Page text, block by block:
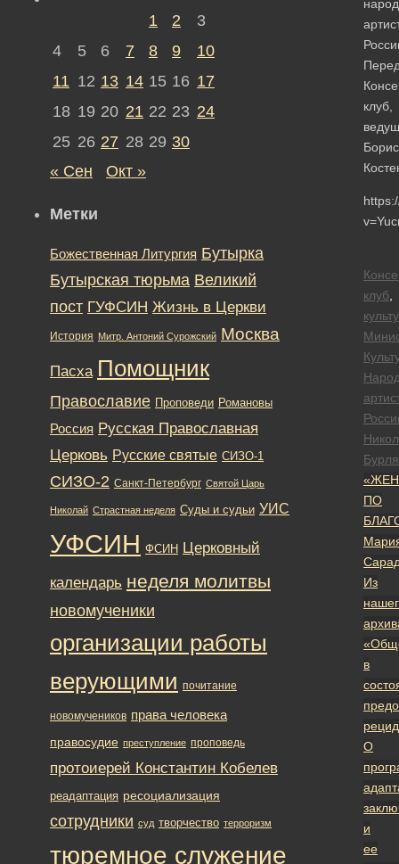
клуб,
Борис
клуб
ПО
Из
в
О
и
ее
1 2
3
4
5 6 7 8 9
10
11 12 13 14 15 16 17
18 19 20 21 22 23 24
25 26 27 28 29 30
« Сен
Окт »
Метки
Божественная Литургия Бутырка
Бутырская тюрьма Великий
пост ГУФСИН Жизнь в Церкви
История Митр. Антоний Сурожский Москва
Пасха Помощник
Православие Проповеди Романовы
Россия Русская Православная
Церковь Русские святые СИЗО-1
СИЗО-2 Санкт-Петербург Святой Царь
Николай Страстная неделя Суды и судьи УИС
УФСИН ФСИН Церковный
календарь неделя молитвы
новомученики
организации работы
верующими почитание
новомучеников права человека
правосудие преступление проповедь
протоиерей Константин Кобелев
реадаптация ресоциализация
сотрудники суд творчество терроризм
тюремное служение